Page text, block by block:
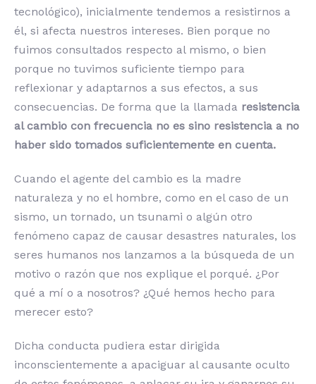
tecnológico), inicialmente tendemos a resistirnos a
él, si afecta nuestros intereses. Bien porque no
fuimos consultados respecto al mismo, o bien
porque no tuvimos suficiente tiempo para
reflexionar y adaptarnos a sus efectos, a sus
consecuencias. De forma que la llamada resistencia
al cambio con frecuencia no es sino resistencia a no
haber sido tomados suficientemente en cuenta.
Cuando el agente del cambio es la madre
naturaleza y no el hombre, como en el caso de un
sismo, un tornado, un tsunami o algún otro
fenómeno capaz de causar desastres naturales, los
seres humanos nos lanzamos a la búsqueda de un
motivo o razón que nos explique el porqué. ¿Por
qué a mí o a nosotros? ¿Qué hemos hecho para
merecer esto?
Dicha conducta pudiera estar dirigida
inconscientemente a apaciguar al causante oculto